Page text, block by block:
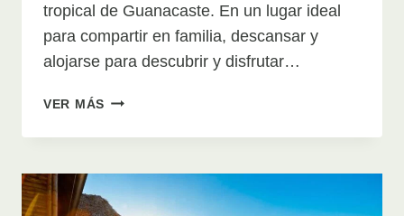
tropical de Guanacaste. En un lugar ideal
para compartir en familia, descansar y
alojarse para descubrir y disfrutar…
VER MÁS HOTEL
POSADA